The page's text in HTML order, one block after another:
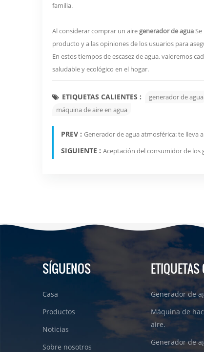
familia.
Al considerar comprar un aire generador de agua
producto y a las opiniones de los usuarios para
En estos tiempos de escasez de agua, valoremos
saludable y ecológico en el hogar.
ETIQUETAS CALIENTES : generador de agua
máquina de aire en agua
PREV : Generador de agua atmosférica: te lleva
SIGUIENTE : Aceptación del consumidor de los
SÍGUENOS
Casa
Productos
Noticias
Sobre nosotros
Generador de
Máquina de
aire.
Generador de